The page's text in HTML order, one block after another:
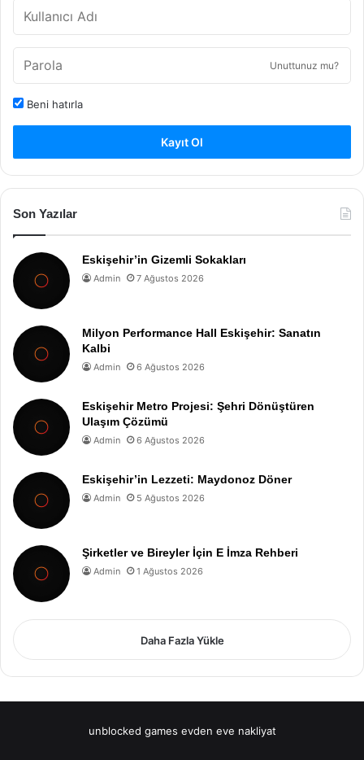
Unuttunuz mu?
Beni hatırla
Kayıt Ol
Son Yazılar
Eskişehir’in Gizemli Sokakları
Admin 7 Ağustos 2026
Milyon Performance Hall Eskişehir: Sanatın
Kalbi
Admin 6 Ağustos 2026
Eskişehir Metro Projesi: Şehri Dönüştüren
Ulaşım Çözümü
Admin 6 Ağustos 2026
Eskişehir’in Lezzeti: Maydonoz Döner
Admin 5 Ağustos 2026
Şirketler ve Bireyler İçin E İmza Rehberi
Admin 1 Ağustos 2026
Daha Fazla Yükle
unblocked games evden eve nakliyat